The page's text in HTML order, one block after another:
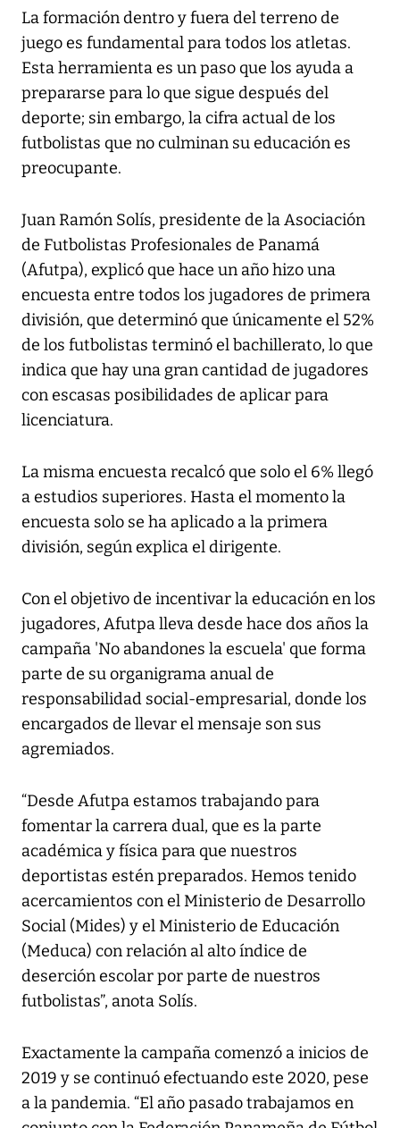
La formación dentro y fuera del terreno de
juego es fundamental para todos los atletas.
Esta herramienta es un paso que los ayuda a
prepararse para lo que sigue después del
deporte; sin embargo, la cifra actual de los
futbolistas que no culminan su educación es
preocupante.
Juan Ramón Solís, presidente de la Asociación
de Futbolistas Profesionales de Panamá
(Afutpa), explicó que hace un año hizo una
encuesta entre todos los jugadores de primera
división, que determinó que únicamente el 52%
de los futbolistas terminó el bachillerato, lo que
indica que hay una gran cantidad de jugadores
con escasas posibilidades de aplicar para
licenciatura.
La misma encuesta recalcó que solo el 6% llegó
a estudios superiores. Hasta el momento la
encuesta solo se ha aplicado a la primera
división, según explica el dirigente.
Con el objetivo de incentivar la educación en los
jugadores, Afutpa lleva desde hace dos años la
campaña 'No abandones la escuela' que forma
parte de su organigrama anual de
responsabilidad social-empresarial, donde los
encargados de llevar el mensaje son sus
agremiados.
“Desde Afutpa estamos trabajando para
fomentar la carrera dual, que es la parte
académica y física para que nuestros
deportistas estén preparados. Hemos tenido
acercamientos con el Ministerio de Desarrollo
Social (Mides) y el Ministerio de Educación
(Meduca) con relación al alto índice de
deserción escolar por parte de nuestros
futbolistas”, anota Solís.
Exactamente la campaña comenzó a inicios de
2019 y se continuó efectuando este 2020, pese
a la pandemia. “El año pasado trabajamos en